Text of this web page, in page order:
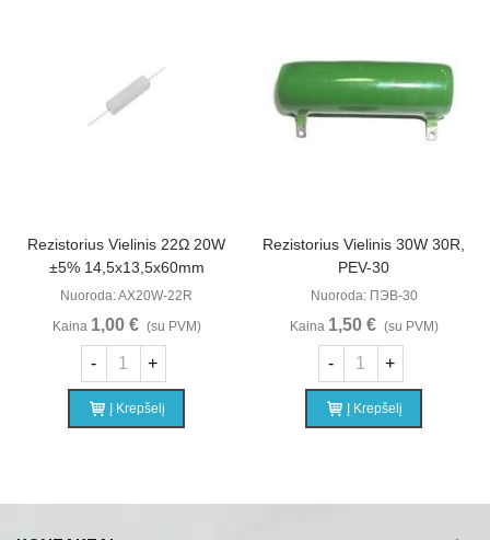
Rezistorius Vielinis 22Ω 20W
±5% 14,5x13,5x60mm
Nuoroda: AX20W-22R
Kaina 1,00 € (su PVM)
- +
Į Krepšelį
Rezistorius Vielinis 30W 30R,
PEV-30
Nuoroda: ПЭВ-30
Kaina 1,50 € (su PVM)
- +
Į Krepšelį